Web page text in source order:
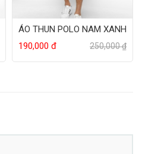
ÁO THUN POLO NAM XANH
190,000 đ
250,000 ₫